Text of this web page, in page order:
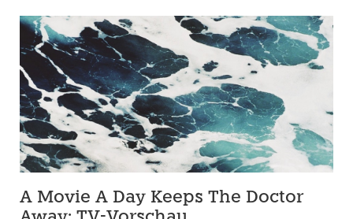
A Movie A Day Keeps The Doctor